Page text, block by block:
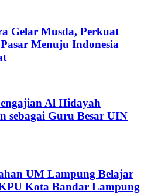
Gelar Musda, Perkuat
Menuju Indonesia
Al Hidayah
sebagai Guru Besar UIN
UM Lampung Belajar
Kota Bandar Lampung